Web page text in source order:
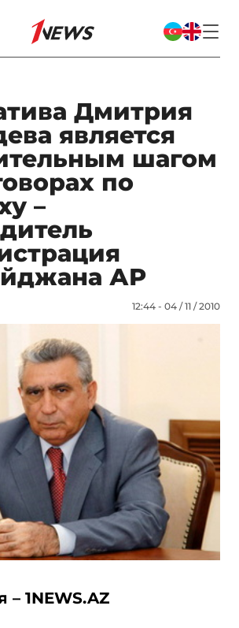
Дмитрия
является
шагом
по
–
АР
12:44 - 04 / 11 / 2010
1NEWS.AZ